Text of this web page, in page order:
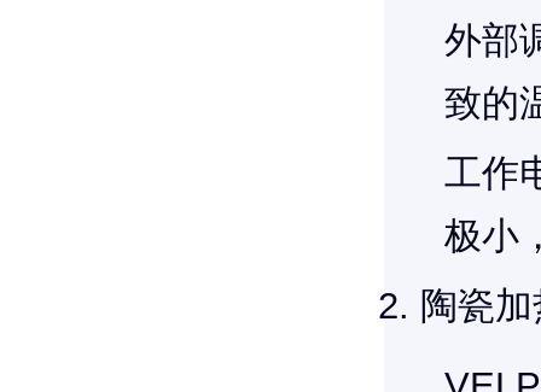
外部
致的
工作
极小
陶瓷